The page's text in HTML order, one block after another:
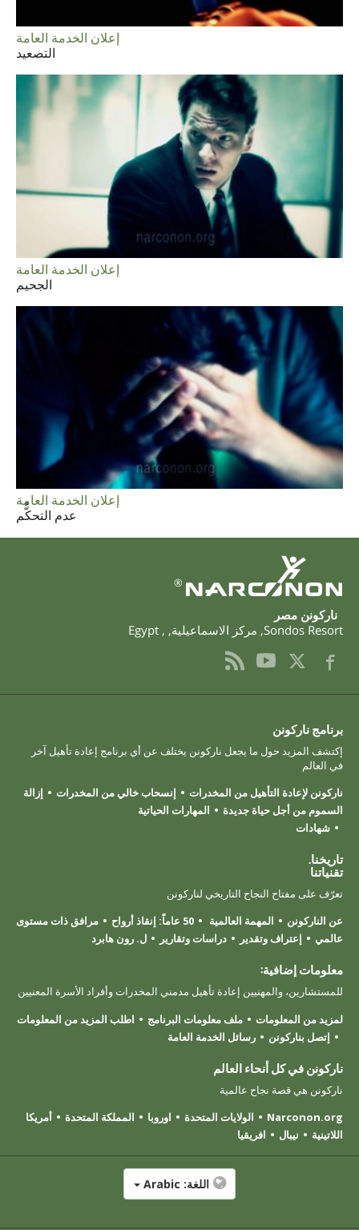
إعلان الخدمة العامة
التصعيد
إعلان الخدمة العامة
الجحيم
إعلان الخدمة العامة
عدم التحكُّم
®
‫ناركونن‬ ‫مصر‬
Sondos Resort
, مركز الاسماعيلية,
,
Egypt
برنامج ناركونن
إكتشف المزيد حول ما يجعل ناركونن يختلف عن أي برنامج إعادة تأهيل آخر
في العالم
ناركونن لإعادة التأهيل من المخدرات
إنسحاب خالي من المخدرات
إزالة
السموم من أجل حياة جديدة
المهارات الحياتية
شهادات
تاريخنا.
تقنياتنا
تعرّف على مفتاح النجاح التاريخي لناركونن
عن الناركونن
المهمة العالمية 50 عاماً: إنقاذ أرواح
مرافق ذات مستوى
عالمي
إعتراف وتقدير دراسات وتقارير ل. رون هابرد
معلومات إضافية:
للمستشارين، والمهنيين إعادة تأهيل مدمني المخدرات وأفراد الأسرة المعنيين
لمزيد من المعلومات
ملف معلومات البرنامج
اطلب المزيد من المعلومات
إتصل بناركونن
رسائل الخدمة العامة
ناركونن في كل أنحاء العالم
ناركونن هي قصة نجاح عالمية
Narconon.org
الولايات المتحدة اوروبا المملكة المتحدة
أمريكا
اللاتينية
نيبال افريقيا
اللغة: